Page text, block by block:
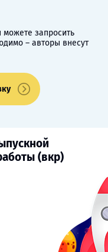
запросить
– авторы внесут
(вкр)